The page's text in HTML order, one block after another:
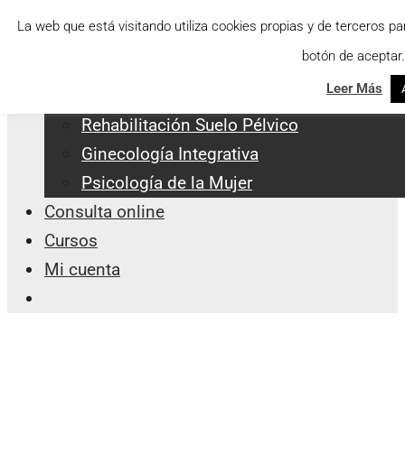
SaltarMenu
Rehabilitación Suelo Pélvico
Ginecología Integrativa
Psicología de la Mujer
Consulta online
Cursos
Mi cuenta
La web que está visitando utiliza cookies propias y de terceros
botón de
Leer Más